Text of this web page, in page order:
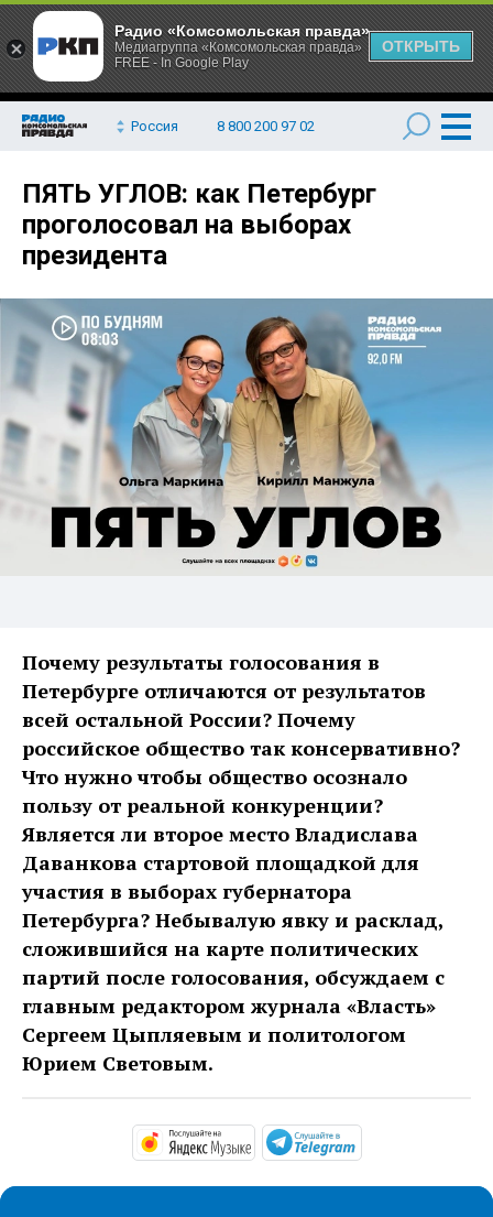
Россия 8 800 200 97 02
ПЯТЬ УГЛОВ: как Петербург
проголосовал на выборах
президента
Почему результаты голосования в
Петербурге отличаются от результатов
всей остальной России? Почему
российское общество так консервативно?
Что нужно чтобы общество осознало
пользу от реальной конкуренции?
Является ли второе место Владислава
Даванкова стартовой площадкой для
участия в выборах губернатора
Петербурга? Небывалую явку и расклад,
сложившийся на карте политических
партий после голосования, обсуждаем с
главным редактором журнала «Власть»
Сергеем Цыпляевым и политологом
Юрием Световым.
https://music.yandex.ru/
Радио «Комсомольская правда»
Медиагруппа «Комсомольская правда»
FREE - In Google Play
ОТКРЫТЬ